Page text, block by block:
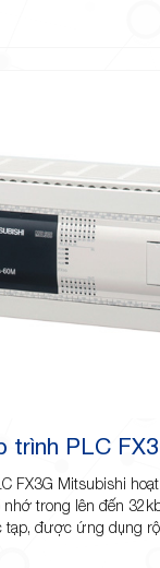
trình PLC
FX3G Mitsubishi
nhớ trong lên đến
được ứng dụng